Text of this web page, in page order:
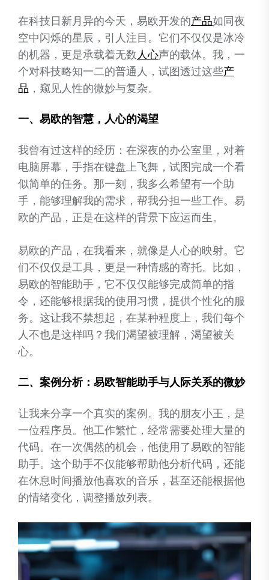
在科技日新月异的今天，易欧开发的产品如同夜
空中闪烁的星辰，引人注目。它们不仅仅是冰冷
的机器，更是承载着无数人心声的载体。我，一
个对科技略知一二的普通人，试图透过这些产
品 ，窥见人性的微妙与复杂。
一、易欧的智慧，人心的渴望
我曾有过这样的经历：在深夜的办公室里，对着
电脑屏幕，手指在键盘上飞舞，试图完成一个看
似简单的任务。那一刻，我多么希望有一个助
手，能够理解我的需求，帮我分担一些工作。易
欧的产品，正是在这样的背景下应运而生。
易欧的产品，在我看来，就像是人心的映射。它
们不仅仅是工具，更是一种情感的寄托。比如，
易欧的智能助手，它不仅仅能够完成简单的指
令，还能够根据我的使用习惯，提供个性化的服
务。这让我不禁想起，在某种程度上，我们每个
人不也是这样吗？我们渴望被理解，渴望被关
心。
二、案例分析：易欧智能助手与人际关系的微妙
让我来分享一个真实的案例。我的朋友小王，是
一位程序员。他工作繁忙，经常需要处理大量的
代码。在一次偶然的机会，他使用了易欧的智能
助手。这个助手不仅能够帮助他分析代码，还能
在休息时间播放他喜欢的音乐，甚至还能根据他
的情绪变化，调整播放列表。